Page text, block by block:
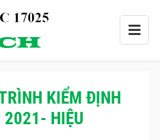
KIỂM ĐỊNH
2021- HIỆU